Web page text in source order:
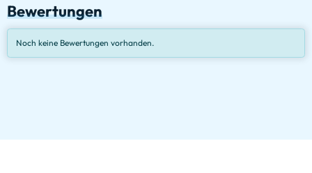
Bewertungen
Noch keine Bewertungen vorhanden.